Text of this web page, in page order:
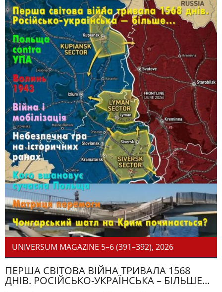
UNIVERSUM MAGAZINE 5–6 (391–392), 2026
ПЕРША СВІТОВА ВІЙНА ТРИВАЛА 1568
ДНІВ. РОСІЙСЬКО-УКРАЇНСЬКА – БІЛЬШЕ...